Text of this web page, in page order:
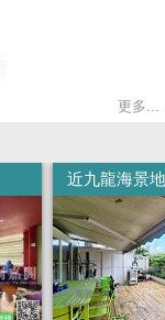
更多...
近九龍海景